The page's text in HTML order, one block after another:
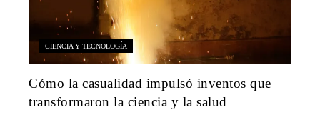
CIENCIA Y TECNOLOGÍA
Cómo la casualidad impulsó inventos que
transformaron la ciencia y la salud